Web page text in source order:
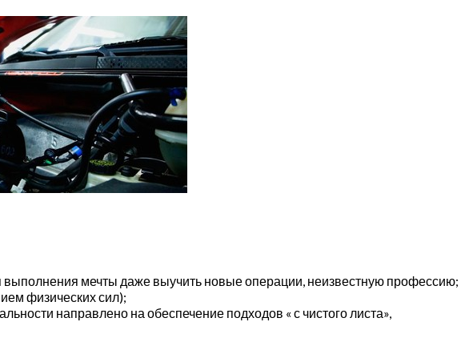
мечты даже выучить новые операции, неизвестную профессию;
физических сил);
направлено на обеспечение подходов « с чистого листа»,